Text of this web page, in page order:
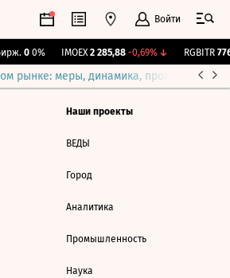
Войти
0 0% IMOEX 2 285,88 -0,69%↓ RGBITR
рынке: меры, динамика, прогнозы
Наши проекты
ВЕДЫ
Город
Аналитика
Промышленность
Наука